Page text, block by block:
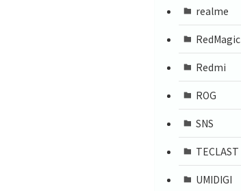
realme
RedMagic
Redmi
ROG
SNS
TECLAST
UMIDIGI